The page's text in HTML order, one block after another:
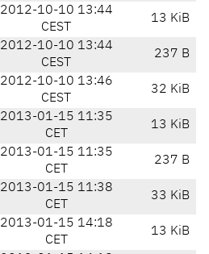
2012-10-10 13:44
CEST
13 KiB
2012-10-10 13:44
CEST
237 B
2012-10-10 13:46
CEST
32 KiB
2013-01-15 11:35
CET
13 KiB
2013-01-15 11:35
CET
237 B
2013-01-15 11:38
CET
33 KiB
2013-01-15 14:18
CET
13 KiB